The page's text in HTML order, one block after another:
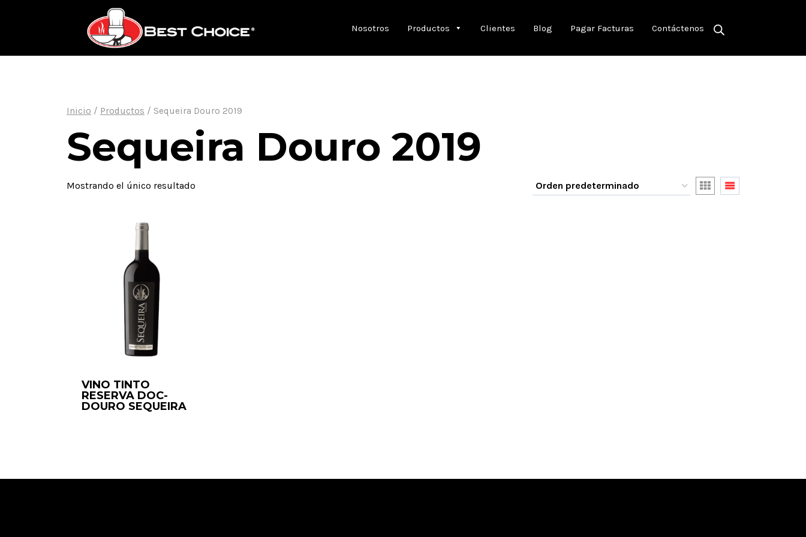
Nosotros Productos Clientes Blog Pagar Facturas Contáctenos
Inicio / Productos / Sequeira Douro 2019
Sequeira Douro 2019
Mostrando el único resultado
VINO TINTO
RESERVA DOC-
DOURO SEQUEIRA